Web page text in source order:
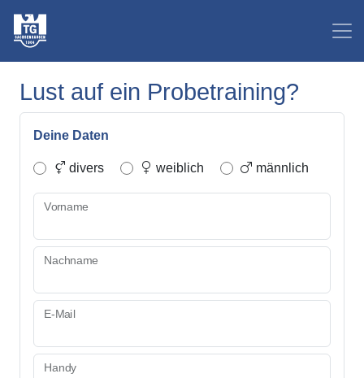
Lust auf ein Probetraining?
Deine Daten
divers weiblich männlich
Vorname
Nachname
E-Mail
Handy